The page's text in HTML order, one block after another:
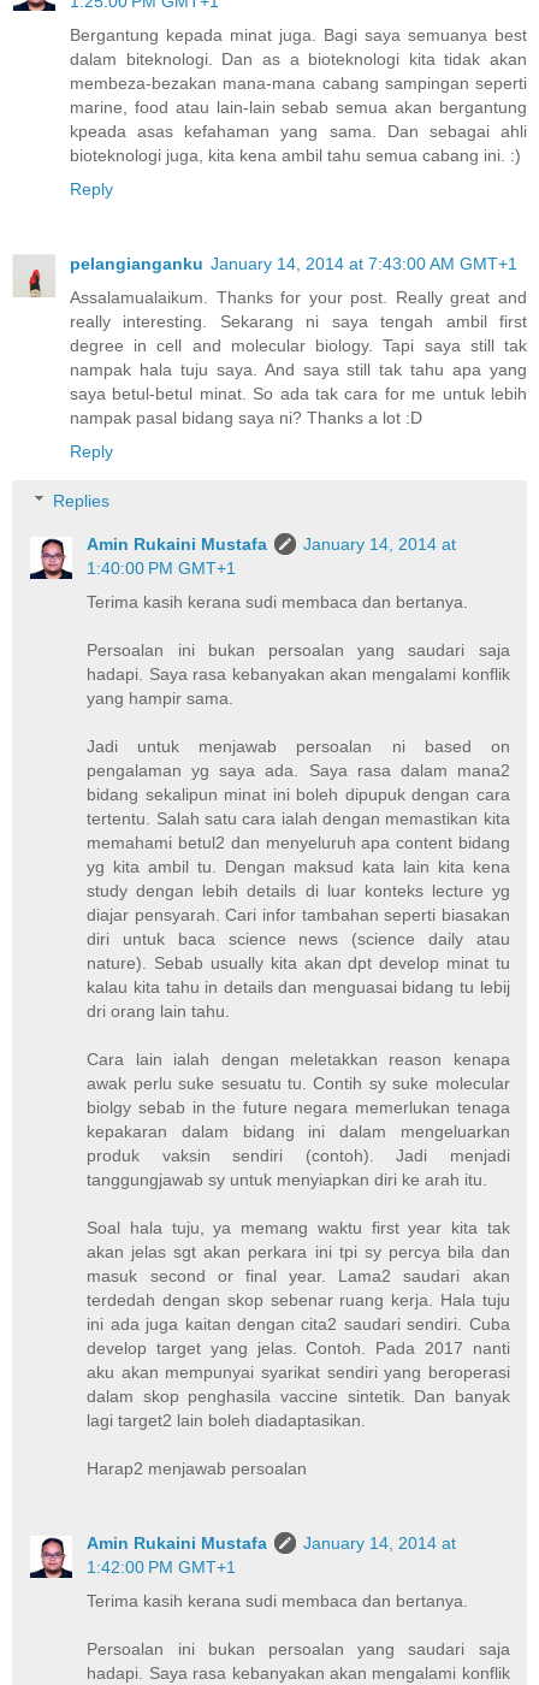
Bergantung kepada minat juga. Bagi saya semuanya best
dalam biteknologi. Dan as a bioteknologi kita tidak akan
membeza-bezakan mana-mana cabang sampingan seperti
marine, food atau lain-lain sebab semua akan bergantung
kpeada asas kefahaman yang sama. Dan sebagai ahli
bioteknologi juga, kita kena ambil tahu semua cabang ini. :)
Reply
pelangianganku January 14, 2014 at 7:43:00 AM GMT+1
Assalamualaikum. Thanks for your post. Really great and
really interesting. Sekarang ni saya tengah ambil first
degree in cell and molecular biology. Tapi saya still tak
nampak hala tuju saya. And saya still tak tahu apa yang
saya betul-betul minat. So ada tak cara for me untuk lebih
nampak pasal bidang saya ni? Thanks a lot :D
Reply
Replies
Amin Rukaini Mustafa
January 14, 2014 at
1:40:00 PM GMT+1
Terima kasih kerana sudi membaca dan bertanya.
Persoalan ini bukan persoalan yang saudari saja
hadapi. Saya rasa kebanyakan akan mengalami konflik
yang hampir sama.
Jadi untuk menjawab persoalan ni based on
pengalaman yg saya ada. Saya rasa dalam mana2
bidang sekalipun minat ini boleh dipupuk dengan cara
tertentu. Salah satu cara ialah dengan memastikan kita
memahami betul2 dan menyeluruh apa content bidang
yg kita ambil tu. Dengan maksud kata lain kita kena
study dengan lebih details di luar konteks lecture yg
diajar pensyarah. Cari infor tambahan seperti biasakan
diri untuk baca science news (science daily atau
nature). Sebab usually kita akan dpt develop minat tu
kalau kita tahu in details dan menguasai bidang tu lebij
dri orang lain tahu.
Cara lain ialah dengan meletakkan reason kenapa
awak perlu suke sesuatu tu. Contih sy suke molecular
biolgy sebab in the future negara memerlukan tenaga
kepakaran dalam bidang ini dalam mengeluarkan
produk vaksin sendiri (contoh). Jadi menjadi
tanggungjawab sy untuk menyiapkan diri ke arah itu.
Soal hala tuju, ya memang waktu first year kita tak
akan jelas sgt akan perkara ini tpi sy percya bila dan
masuk second or final year. Lama2 saudari akan
terdedah dengan skop sebenar ruang kerja. Hala tuju
ini ada juga kaitan dengan cita2 saudari sendiri. Cuba
develop target yang jelas. Contoh. Pada 2017 nanti
aku akan mempunyai syarikat sendiri yang beroperasi
dalam skop penghasila vaccine sintetik. Dan banyak
lagi target2 lain boleh diadaptasikan.
Harap2 menjawab persoalan
Amin Rukaini Mustafa
January 14, 2014 at
1:42:00 PM GMT+1
Terima kasih kerana sudi membaca dan bertanya.
Persoalan ini bukan persoalan yang saudari saja
hadapi. Saya rasa kebanyakan akan mengalami konflik